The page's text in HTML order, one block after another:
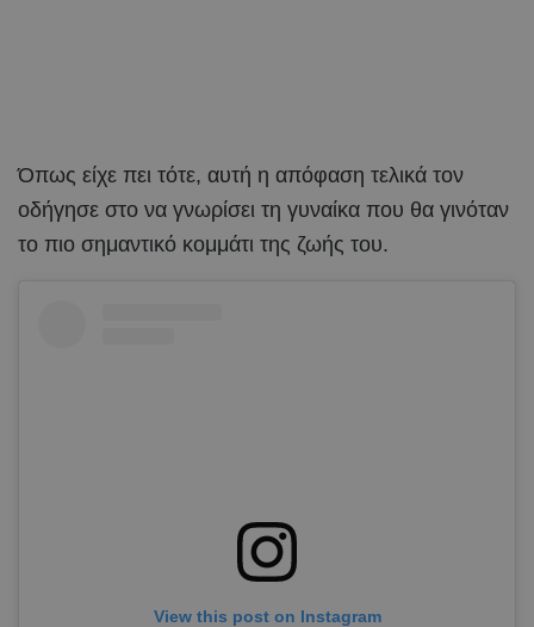
Όπως είχε πει τότε, αυτή η απόφαση τελικά τον
οδήγησε στο να γνωρίσει τη γυναίκα που θα γινόταν
το πιο σημαντικό κομμάτι της ζωής του.
View this post on Instagram